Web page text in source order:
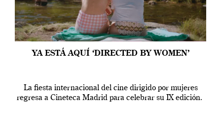
YA ESTÁ AQUÍ ‘DIRECTED BY WOMEN’
La fiesta internacional del cine dirigido por mujeres
regresa a Cineteca Madrid para celebrar su IX edición.